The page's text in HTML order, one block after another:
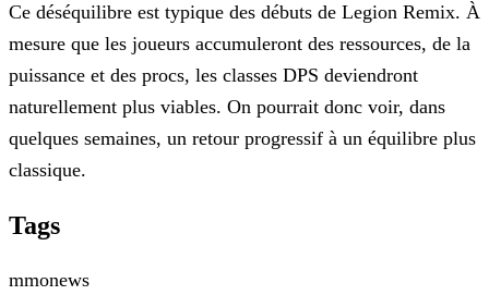
Ce déséquilibre est typique des débuts de Legion Remix. À
mesure que les joueurs accumuleront des ressources, de la
puissance et des procs, les classes DPS deviendront
naturellement plus viables. On pourrait donc voir, dans
quelques semaines, un retour progressif à un équilibre plus
classique.
Tags
mmonews